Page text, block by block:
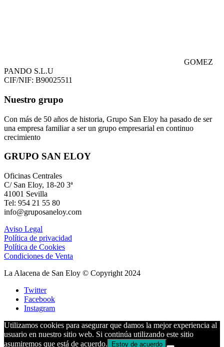
GOMEZ
PANDO S.L.U
CIF/NIF: B90025511
Nuestro grupo
Con más de 50 años de historia, Grupo San Eloy ha pasado de ser
una empresa familiar a ser un grupo empresarial en continuo
crecimiento
GRUPO SAN ELOY
Oficinas Centrales
C/ San Eloy, 18-20 3ª
41001 Sevilla
Tel: 954 21 55 80
info@gruposaneloy.com
Aviso Legal
Política de privacidad
Política de Cookies
Condiciones de Venta
La Alacena de San Eloy © Copyright 2024
Twitter
Facebook
Instagram
Utilizamos cookies para asegurar que damos la mejor experiencia al
usuario en nuestro sitio web. Si continúa utilizando este sitio
asumiremos que está de acuerdo.
Estoy de acuerdo